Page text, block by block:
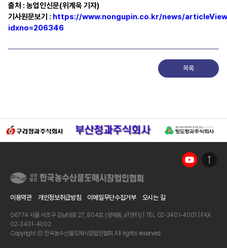
출처 : 농업인신문(위계욱 기자)
기사원문보기 : https://www.nongupin.co.kr/news/
idxno=206346
목록
이용약관 개인정보취급방침 이메일무단수집거부 오시는 길
06774 서울 서초구 강남대로 27, 804호 (양재동, aT센터) | TEL 02-3401-4001 | FAX
02-3401-4002
Copyright ⓒ 한국농수산물도매시장법인협회 All rights reserved.